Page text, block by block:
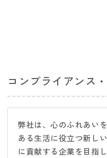
コンプライアンス
弊社は、心のふれあい
ある生活に役立つ新し
に貢献する企業を目指